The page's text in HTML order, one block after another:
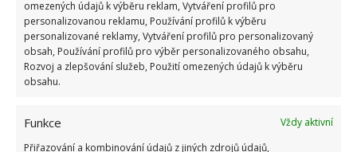
omezených údajů k výběru reklam, Vytváření profilů pro
personalizovanou reklamu, Používání profilů k výběru
personalizované reklamy, Vytváření profilů pro personalizovaný
obsah, Používání profilů pro výběr personalizovaného obsahu,
Rozvoj a zlepšování služeb, Použití omezených údajů k výběru
obsahu.
Funkce
Vždy aktivní
Přiřazování a kombinování údajů z jiných zdrojů údajů,